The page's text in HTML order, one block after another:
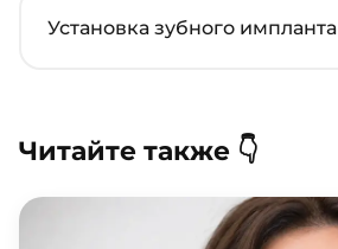
Установка зубного импланта
Читайте также 👇